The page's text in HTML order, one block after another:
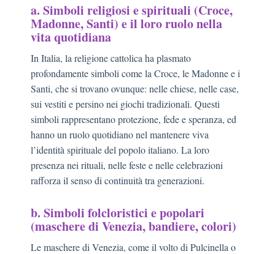
a. Simboli religiosi e spirituali (Croce,
Madonne, Santi) e il loro ruolo nella
vita quotidiana
In Italia, la religione cattolica ha plasmato
profondamente simboli come la Croce, le Madonne e i
Santi, che si trovano ovunque: nelle chiese, nelle case,
sui vestiti e persino nei giochi tradizionali. Questi
simboli rappresentano protezione, fede e speranza, ed
hanno un ruolo quotidiano nel mantenere viva
l’identità spirituale del popolo italiano. La loro
presenza nei rituali, nelle feste e nelle celebrazioni
rafforza il senso di continuità tra generazioni.
b. Simboli folcloristici e popolari
(maschere di Venezia, bandiere, colori)
Le maschere di Venezia, come il volto di Pulcinella o